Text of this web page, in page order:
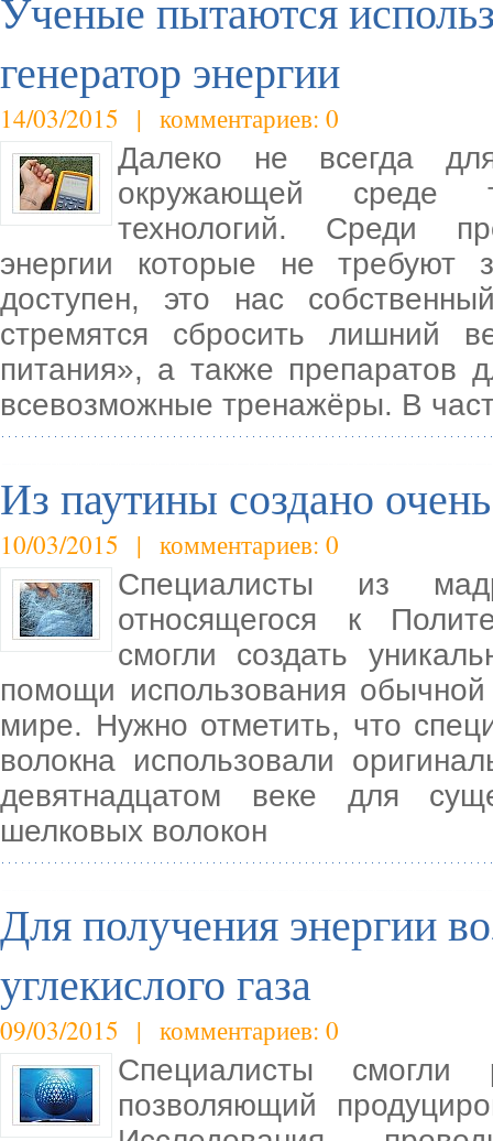
генератор энергии
14/03/2015 | комментариев: 0
Далеко не всегда
окружающей среде
технологий. Среди
энергии которые не требуют
доступен, это нас
стремятся сбросить лишний
питания», а также препаратов
всевозможные тренажёры. В
Из паутины создано
10/03/2015 | комментариев: 0
Специалисты из
относящегося к
смогли создать
помощи использования
мире. Нужно отметить, что
волокна использовали
девятнадцатом веке для
шелковых волокон
Для получения энергии
углекислого газа
09/03/2015 | комментариев: 0
Специалисты смогли
позволяющий